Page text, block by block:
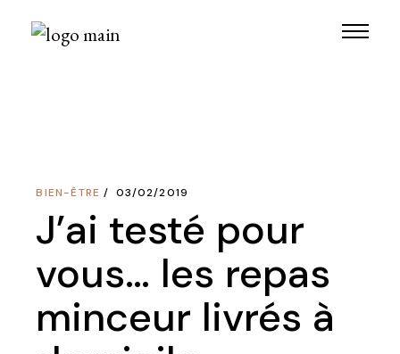
BIEN-ÊTRE 03/02/2019
J’ai testé pour
vous… les repas
minceur livrés à